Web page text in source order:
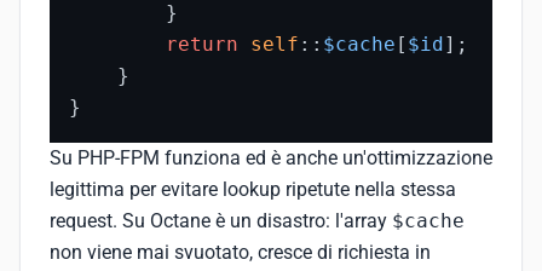
        }
return
self :: $cache [ $id];
    }
}
Su PHP-FPM funziona ed è anche un'ottimizzazione
legittima per evitare lookup ripetute nella stessa
request. Su Octane è un disastro: l'array $cache
non viene mai svuotato, cresce di richiesta in